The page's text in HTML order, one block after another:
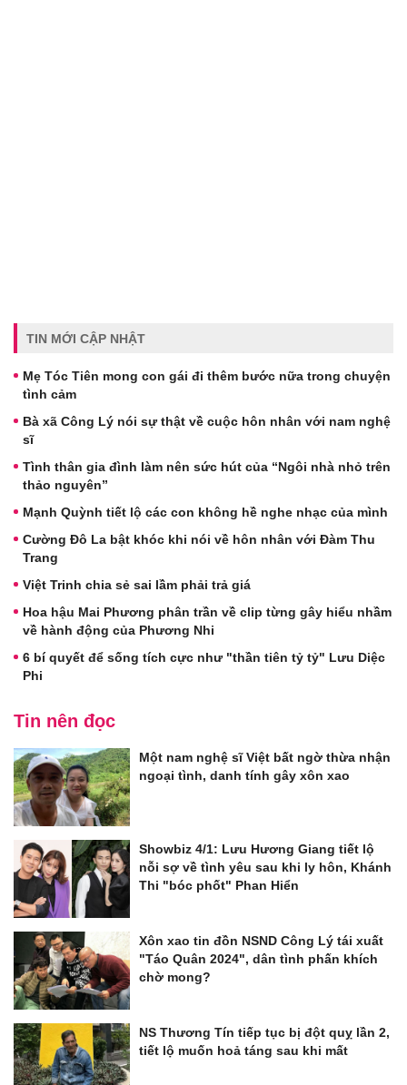
TIN MỚI CẬP NHẬT
Mẹ Tóc Tiên mong con gái đi thêm bước nữa trong chuyện
tình cảm
Bà xã Công Lý nói sự thật về cuộc hôn nhân với nam nghệ
sĩ
Tình thân gia đình làm nên sức hút của “Ngôi nhà nhỏ trên
thảo nguyên”
Mạnh Quỳnh tiết lộ các con không hề nghe nhạc của mình
Cường Đô La bật khóc khi nói về hôn nhân với Đàm Thu
Trang
Việt Trinh chia sẻ sai lầm phải trả giá
Hoa hậu Mai Phương phân trần về clip từng gây hiểu nhầm
về hành động của Phương Nhi
6 bí quyết để sống tích cực như "thần tiên tỷ tỷ" Lưu Diệc
Phi
Tin nên đọc
Một nam nghệ sĩ Việt bất ngờ thừa nhận
ngoại tình, danh tính gây xôn xao
Showbiz 4/1: Lưu Hương Giang tiết lộ
nỗi sợ về tình yêu sau khi ly hôn, Khánh
Thi "bóc phốt" Phan Hiển
Xôn xao tin đồn NSND Công Lý tái xuất
"Táo Quân 2024", dân tình phấn khích
chờ mong?
NS Thương Tín tiếp tục bị đột quỵ lần 2,
tiết lộ muốn hoả táng sau khi mất